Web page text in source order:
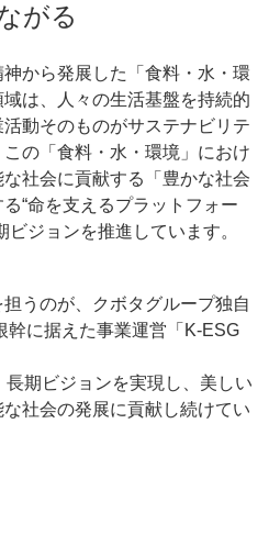
がる
から発展した「食料・水・環
は、人々の生活基盤を持続的
動そのものがサステナビリテ
の「食料・水・環境」におけ
社会に貢献する「豊かな社会
“命を支えるプラットフォー
ビジョンを推進しています。
うのが、クボタグループ独自
幹に据えた事業運営「K-ESG
期ビジョンを実現し、美しい
社会の発展に貢献し続けてい